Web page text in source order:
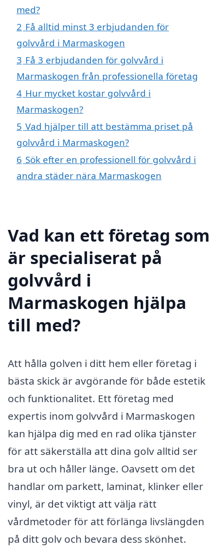
med?
2 Få alltid minst 3 erbjudanden för
golvvård i Marmaskogen
3 Få 3 erbjudanden för golvvård i
Marmaskogen från professionella företag
4 Hur mycket kostar golvvård i
Marmaskogen?
5 Vad hjälper till att bestämma priset på
golvvård i Marmaskogen?
6 Sök efter en professionell för golvvård i
andra städer nära Marmaskogen
Vad kan ett företag som
är specialiserat på
golvvård i
Marmaskogen hjälpa
till med?
Att hålla golven i ditt hem eller företag i
bästa skick är avgörande för både estetik
och funktionalitet. Ett företag med
expertis inom golvvård i Marmaskogen
kan hjälpa dig med en rad olika tjänster
för att säkerställa att dina golv alltid ser
bra ut och håller länge. Oavsett om det
handlar om parkett, laminat, klinker eller
vinyl, är det viktigt att välja rätt
vårdmetoder för att förlänga livslängden
på ditt golv och bevara dess skönhet.